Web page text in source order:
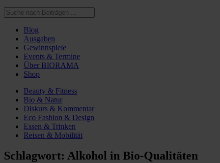
Blog
Ausgaben
Gewinnspiele
Events & Termine
Über BIORAMA
Shop
Beauty & Fitness
Bio & Natur
Diskurs & Kommentar
Eco Fashion & Design
Essen & Trinken
Reisen & Mobilität
Schlagwort: Alkohol in Bio-Qualitäten